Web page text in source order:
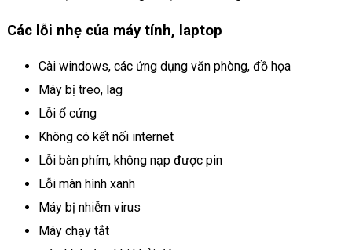
Các lỗi nhẹ của máy tính, laptop
Cài windows, các ứng dụng văn phòng, đồ họa
Máy bị treo, lag
Lỗi ổ cứng
Không có kết nối internet
Lỗi bàn phím, không nạp được pin
Lỗi màn hình xanh
Máy bị nhiễm virus
Máy chạy tắt